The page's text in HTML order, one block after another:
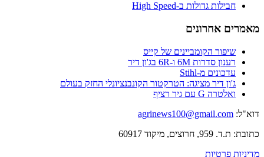
חבילות גדולות ב-High Speed
מאמרים אחרונים
שיפור הקומביינים של קייס
רענון סדרות 6M ו-6R בג'ון דיר
עדכונים מ-Stihl
ג'ון דיר מציגה: הטרקטור הקונבנציונלי החזק בעולם
ואלטרה G עם גיר רציף
דוא"ל: agrinews100@gmail.com
כתובת: ת.ד. 959, חרוצים, מיקוד 60917
מדיניות פרטיות